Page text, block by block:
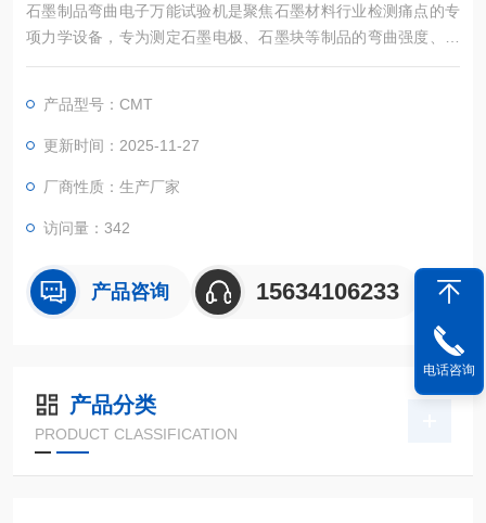
石墨制品弯曲电子万能试验机是聚焦石墨材料行业检测痛点的专
项力学设备，专为测定石墨电极、石墨块等制品的弯曲强度、弹
性模量及断裂挠度研发，是石墨厂、新材料机构及新能源企业筑
产品型号：CMT
更新时间：2025-11-27
厂商性质：生产厂家
访问量：342
产品咨询 15634106233
产品分类
PRODUCT CLASSIFICATION
电话咨询